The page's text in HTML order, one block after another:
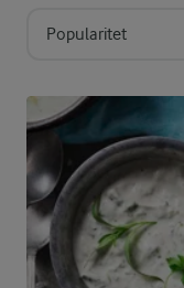
Popularitet